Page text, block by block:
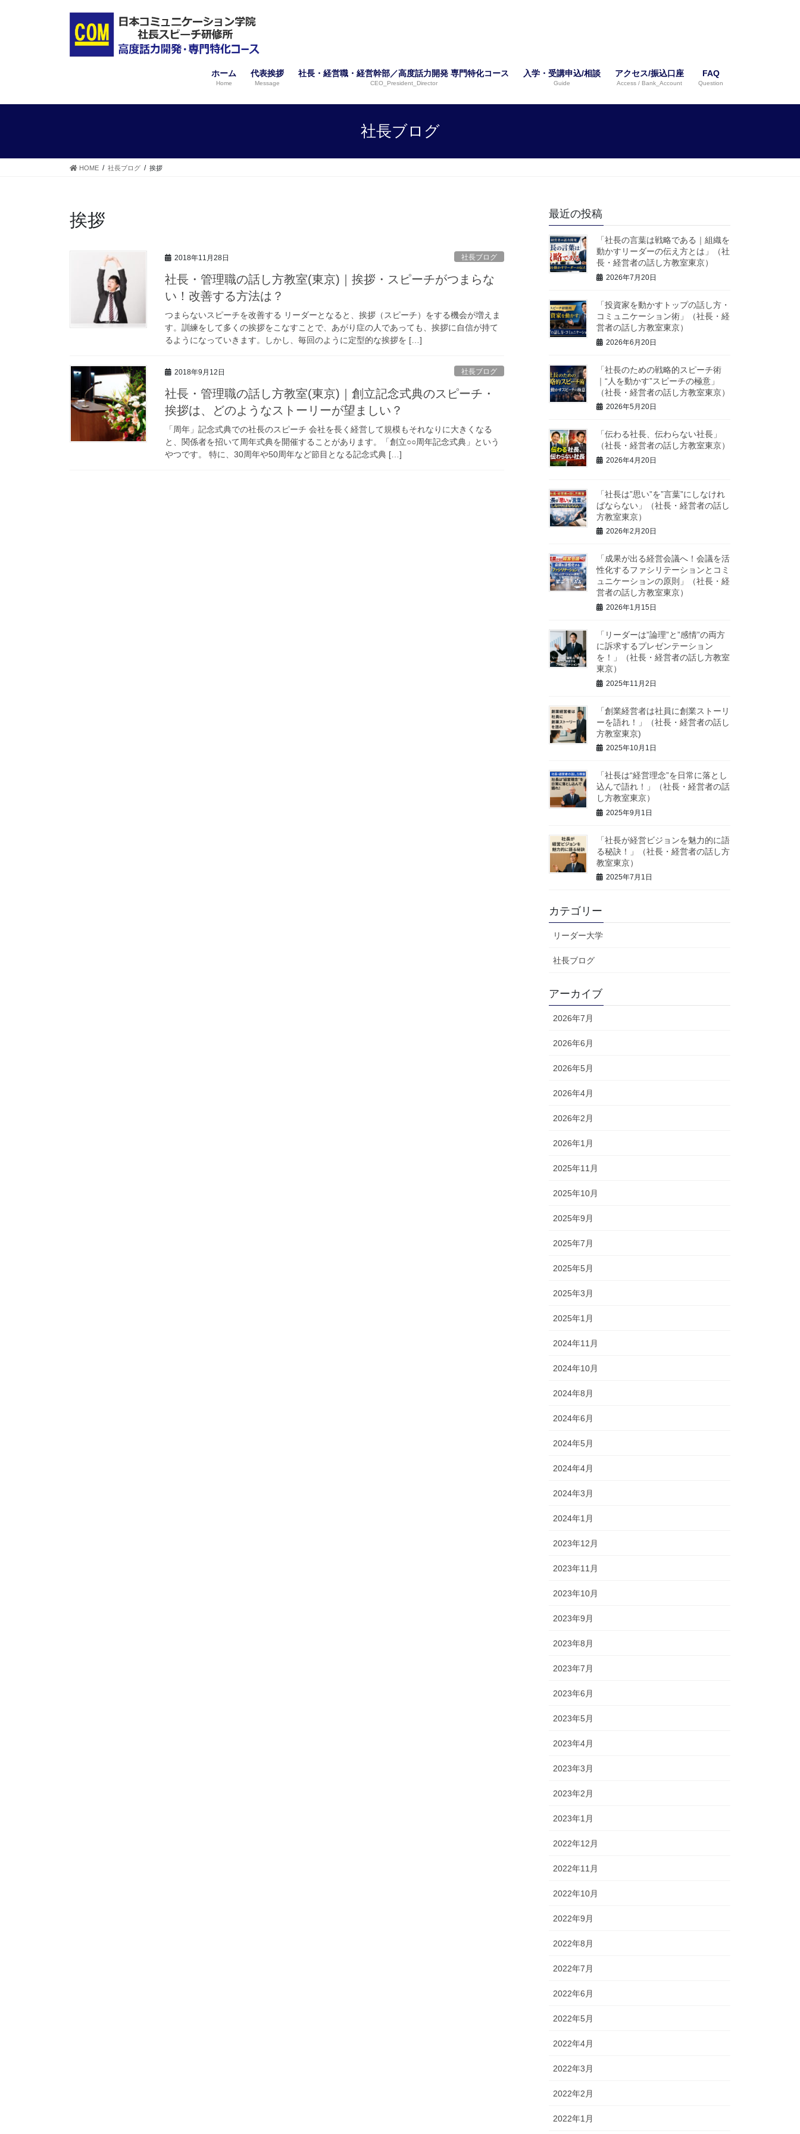
ホーム
Home
代表挨拶
Message
社長・経営職・経営幹部／高度話力開発 専門特化コース
CEO_President_Director
入学・受講申込/相談
Guide
アクセス/振込口座
Access / Bank_Account
FAQ
Question
社長ブログ
HOME 社長ブログ 挨拶
挨拶
2018年11月28日 社長ブログ
社長・管理職の話し方教室(東京)｜挨拶・スピーチがつまらな
い！改善する方法は？
つまらないスピーチを改善する リーダーとなると、挨拶（スピーチ）をする機会が増えま
す。訓練をして多くの挨拶をこなすことで、あがり症の人であっても、挨拶に自信が持て
るようになっていきます。しかし、毎回のように定型的な挨拶を […]
2018年9月12日 社長ブログ
社長・管理職の話し方教室(東京)｜創立記念式典のスピーチ・
挨拶は、どのようなストーリーが望ましい？
「周年」記念式典での社長のスピーチ 会社を長く経営して規模もそれなりに大きくなる
と、関係者を招いて周年式典を開催することがあります。「創立○○周年記念式典」という
やつです。 特に、30周年や50周年など節目となる記念式典 […]
最近の投稿
「社長の言葉は戦略である｜組織を
動かすリーダーの伝え方とは」（社
長・経営者の話し方教室東京）
2026年7月20日
「投資家を動かすトップの話し方・
コミュニケーション術」（社長・経
営者の話し方教室東京）
2026年6月20日
「社長のための戦略的スピーチ術
｜“人を動かす”スピーチの極意」
（社長・経営者の話し方教室東京）
2026年5月20日
「伝わる社長、伝わらない社長」
（社長・経営者の話し方教室東京）
2026年4月20日
「社長は”思い”を”言葉”にしなけれ
ばならない」（社長・経営者の話し
方教室東京）
2026年2月20日
「成果が出る経営会議へ！会議を活
性化するファシリテーションとコミ
ュニケーションの原則」（社長・経
営者の話し方教室東京）
2026年1月15日
「リーダーは”論理”と”感情”の両方
に訴求するプレゼンテーション
を！」（社長・経営者の話し方教室
東京）
2025年11月2日
「創業経営者は社員に創業ストーリ
ーを語れ！」（社長・経営者の話し
方教室東京)
2025年10月1日
「社長は“経営理念”を日常に落とし
込んで語れ！」（社長・経営者の話
し方教室東京）
2025年9月1日
「社長が経営ビジョンを魅力的に語
る秘訣！」（社長・経営者の話し方
教室東京）
2025年7月1日
カテゴリー
リーダー大学
社長ブログ
アーカイブ
2026年7月
2026年6月
2026年5月
2026年4月
2026年2月
2026年1月
2025年11月
2025年10月
2025年9月
2025年7月
2025年5月
2025年3月
2025年1月
2024年11月
2024年10月
2024年8月
2024年6月
2024年5月
2024年4月
2024年3月
2024年1月
2023年12月
2023年11月
2023年10月
2023年9月
2023年8月
2023年7月
2023年6月
2023年5月
2023年4月
2023年3月
2023年2月
2023年1月
2022年12月
2022年11月
2022年10月
2022年9月
2022年8月
2022年7月
2022年6月
2022年5月
2022年4月
2022年3月
2022年2月
2022年1月